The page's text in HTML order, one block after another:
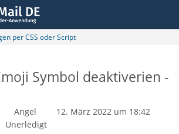
per CSS oder Script
Symbol deaktiverien -
Angel
12. März 2022 um 18:42
Unerledigt